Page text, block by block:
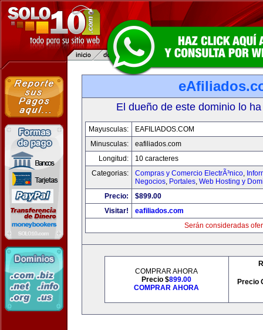
El dueño de este dominio lo
Mayusculas:
EAFILIADOS.COM
Minusculas:
eafiliados.com
Longitud:
10 caracteres
Categorias:
Compras y Comercio ElectrÃ³nico,
Negocios, Portales, Web Hosting y
Precio:
$899.00
Visitar!
eafiliados.com
Serán consideradas
COMPRAR AHORA
Precio $899.00
COMPRAR AHORA
Precio